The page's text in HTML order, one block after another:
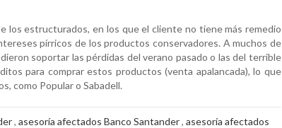
los estructurados, en los que el cliente no tiene más remedio
pírricos de los productos conservadores. A muchos de
soportar las pérdidas del verano pasado o las del terrible
para comprar estos productos (venta apalancada), lo que
como Popular o Sabadell.
, asesoría afectados Banco Santander, asesoría afectados